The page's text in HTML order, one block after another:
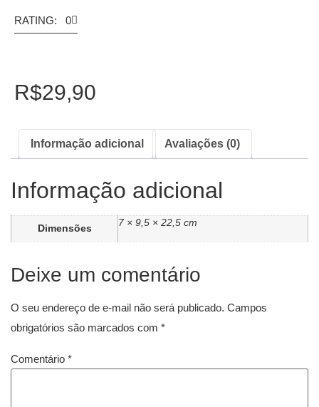
RATING: 0
R$29,90
Informação adicional Avaliações (0)
Informação adicional
Dimensões
7 × 9,5 × 22,5 cm
Deixe um comentário
O seu endereço de e-mail não será publicado. Campos
obrigatórios são marcados com *
Comentário *